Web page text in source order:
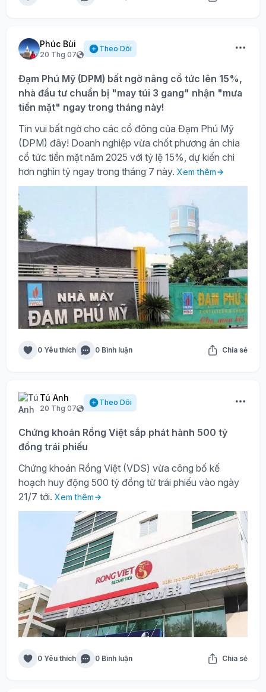
Phúc Bùi
20 Thg 07
Theo Dõi
Đạm Phú Mỹ (DPM) bất ngờ nâng cổ tức lên 15%,
nhà đầu tư chuẩn bị "may túi 3 gang" nhận "mưa
tiền mặt" ngay trong tháng này!
Tin vui bất ngờ cho các cổ đông của Đạm Phú Mỹ
(DPM) đây! Doanh nghiệp vừa chốt phương án chia
cổ tức tiền mặt năm 2025 với tỷ lệ 15%, dự kiến chi
hơn nghìn tỷ ngay trong tháng 7 này. Xem thêm
0 Yêu thích 0 Bình luận Chia sẻ
Tú Anh
20 Thg 07
Theo Dõi
Chứng khoán Rồng Việt sắp phát hành 500 tỷ
đồng trái phiếu
Chứng khoán Rồng Việt (VDS) vừa công bố kế
hoạch huy động 500 tỷ đồng từ trái phiếu vào ngày
21/7 tới. Xem thêm
0 Yêu thích 0 Bình luận Chia sẻ